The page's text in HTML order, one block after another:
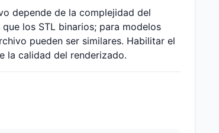
depende de la complejidad del
los STL binarios; para modelos
pueden ser similares. Habilitar el
la calidad del renderizado.